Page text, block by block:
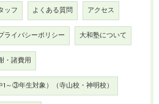
ッフ よくある質問 アクセス
ライバシーポリシー 大和塾について
・諸費用
～③年生対象）（寺山校・神明校）